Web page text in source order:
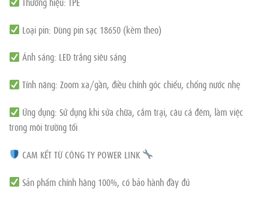
Loại pin: Dùng pin sạc 18650 (kèm theo)
Ánh sáng: LED trắng siêu sáng
Tính năng: Zoom xa/gần, điều chỉnh góc chiếu, chống nước nhẹ
Ứng dụng: Sử dụng khi sửa chữa, cắm trại, câu cá đêm, làm việc
trong môi trường tối
CAM KẾT TỪ CÔNG TY POWER LINK
Sản phẩm chính hãng 100%, có bảo hành đầy đủ